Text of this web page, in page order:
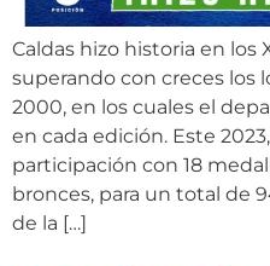
Caldas hizo historia en los
superando con creces los
2000, en los cuales el
en cada edición. Este
participación con 18
bronces, para un total de
de la […]